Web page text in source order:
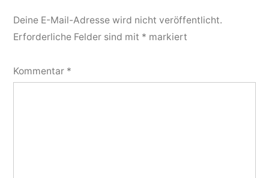
Deine E-Mail-Adresse wird nicht veröffentlicht.
Erforderliche Felder sind mit * markiert
Kommentar *